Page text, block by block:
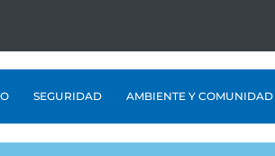
SEGURIDAD AMBIENTE Y COMUNIDAD